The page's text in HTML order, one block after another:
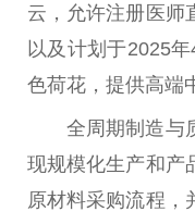
云，允许注册医师
以及计划于2025
色荷花，提供高端
全周期制造与
现规模化生产和产
原材料采购流程，